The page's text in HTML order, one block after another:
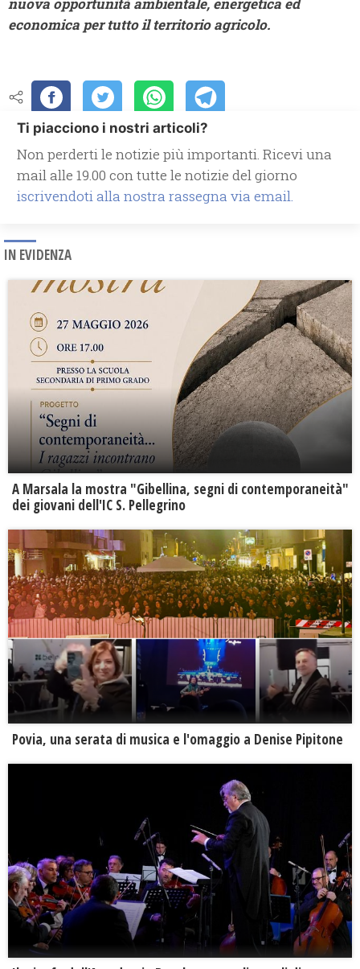
economica per tutto il territorio agricolo.
Ti piacciono i nostri articoli?
Non perderti le notizie più importanti. Ricevi una
mail alle 19.00 con tutte le notizie del giorno
iscrivendoti alla nostra rassegna via email.
IN EVIDENZA
A Marsala la mostra "Gibellina, segni di contemporaneità"
dei giovani dell'IC S. Pellegrino
Povia, una serata di musica e l'omaggio a Denise Pipitone